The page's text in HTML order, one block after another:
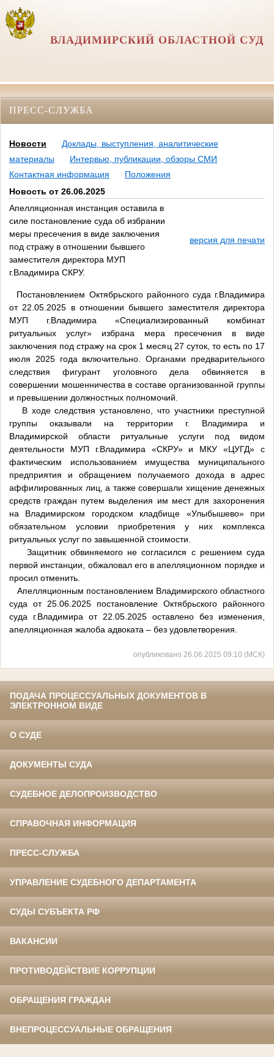
ВЛАДИМИРСКИЙ ОБЛАСТНОЙ СУД
ПРЕСС-СЛУЖБА
Новости
Доклады, выступления, аналитические
материалы
Интервью, публикации, обзоры СМИ
Контактная информация
Положения
Новость от 26.06.2025
Апелляционная инстанция оставила в
силе постановление суда об избрании
меры пресечения в виде заключения
под стражу в отношении бывшего
заместителя директора МУП
г.Владимира СКРУ.
версия для печати
Постановлением Октябрьского районного суда г.Владимира
от 22.05.2025 в отношении бывшего заместителя директора
МУП г.Владимира «Специализированный комбинат
ритуальных услуг» избрана мера пресечения в виде
заключения под стражу на срок 1 месяц 27 суток, то есть по 17
июля 2025 года включительно. Органами предварительного
следствия фигурант уголовного дела обвиняется в
совершении мошенничества в составе организованной группы
и превышении должностных полномочий.
В ходе следствия установлено, что участники преступной
группы оказывали на территории г. Владимира и
Владимирской области ритуальные услуги под видом
деятельности МУП г.Владимира «СКРУ» и МКУ «ЦУГД» с
фактическим использованием имущества муниципального
предприятия и обращением получаемого дохода в адрес
аффилированных лиц, а также совершали хищение денежных
средств граждан путем выделения им мест для захоронения
на Владимирском городском кладбище «Улыбышево» при
обязательном условии приобретения у них комплекса
ритуальных услуг по завышенной стоимости.
Защитник обвиняемого не согласился с решением суда
первой инстанции, обжаловал его в апелляционном порядке и
просил отменить.
Апелляционным постановлением Владимирского областного
суда от 25.06.2025 постановление Октябрьского районного
суда г.Владимира от 22.05.2025 оставлено без изменения,
апелляционная жалоба адвоката – без удовлетворения.
опубликовано 26.06.2025 09:10 (МСК)
ПОДАЧА ПРОЦЕССУАЛЬНЫХ ДОКУМЕНТОВ В
ЭЛЕКТРОННОМ ВИДЕ
О СУДЕ
ДОКУМЕНТЫ СУДА
СУДЕБНОЕ ДЕЛОПРОИЗВОДСТВО
СПРАВОЧНАЯ ИНФОРМАЦИЯ
ПРЕСС-СЛУЖБА
УПРАВЛЕНИЕ СУДЕБНОГО ДЕПАРТАМЕНТА
СУДЫ СУБЪЕКТА РФ
ВАКАНСИИ
ПРОТИВОДЕЙСТВИЕ КОРРУПЦИИ
ОБРАЩЕНИЯ ГРАЖДАН
ВНЕПРОЦЕССУАЛЬНЫЕ ОБРАЩЕНИЯ